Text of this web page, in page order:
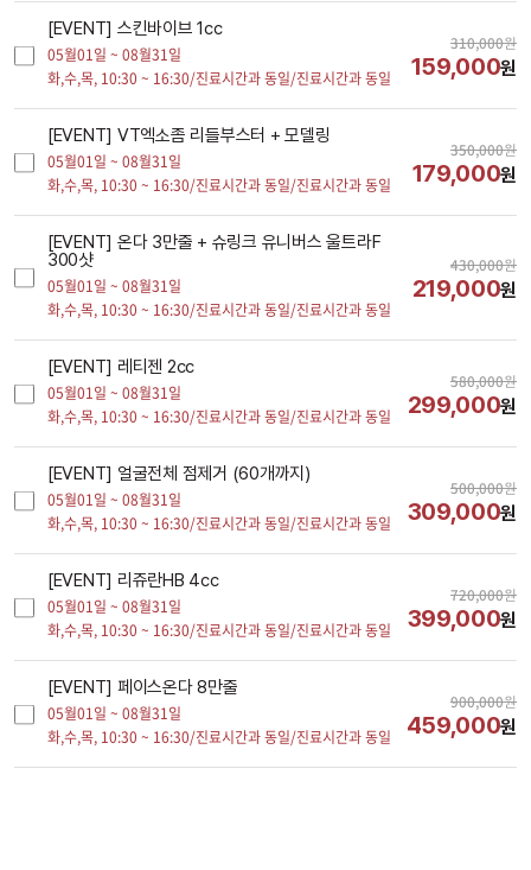
[EVENT] 스킨바이브 1cc
05월01일 ~ 08월31일
화,수,목, 10:30 ~ 16:30/진료시간과 동일/진료시간과 동일
310,000원
159,000원
[EVENT] VT엑소좀 리들부스터 + 모델링
05월01일 ~ 08월31일
화,수,목, 10:30 ~ 16:30/진료시간과 동일/진료시간과 동일
350,000원
179,000원
[EVENT] 온다 3만줄 + 슈링크 유니버스 울트라F
300샷
05월01일 ~ 08월31일
화,수,목, 10:30 ~ 16:30/진료시간과 동일/진료시간과 동일
430,000원
219,000원
[EVENT] 레티젠 2cc
05월01일 ~ 08월31일
화,수,목, 10:30 ~ 16:30/진료시간과 동일/진료시간과 동일
580,000원
299,000원
[EVENT] 얼굴전체 점제거 (60개까지)
05월01일 ~ 08월31일
화,수,목, 10:30 ~ 16:30/진료시간과 동일/진료시간과 동일
500,000원
309,000원
[EVENT] 리쥬란HB 4cc
05월01일 ~ 08월31일
화,수,목, 10:30 ~ 16:30/진료시간과 동일/진료시간과 동일
720,000원
399,000원
[EVENT] 페이스온다 8만줄
05월01일 ~ 08월31일
화,수,목, 10:30 ~ 16:30/진료시간과 동일/진료시간과 동일
900,000원
459,000원